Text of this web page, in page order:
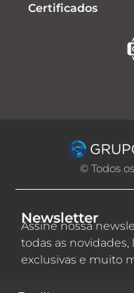
Certificados
© Todos
Newsletter
Assine nossa
todas as
exclusivas e muito